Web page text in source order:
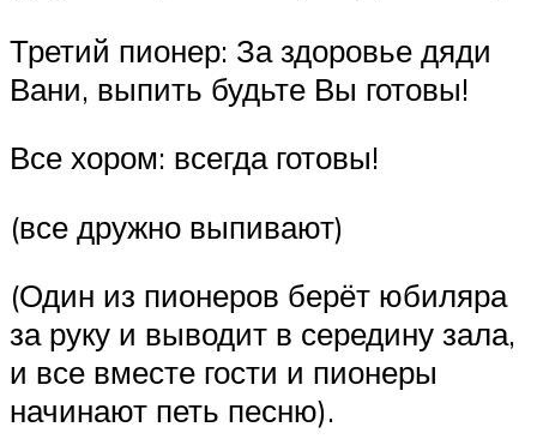
Третий пионер: За здоровье дяди
Вани, выпить будьте Вы готовы!
Все хором: всегда готовы!
(все дружно выпивают)
(Один из пионеров берёт юбиляра
за руку и выводит в середину зала,
и все вместе гости и пионеры
начинают петь песню).